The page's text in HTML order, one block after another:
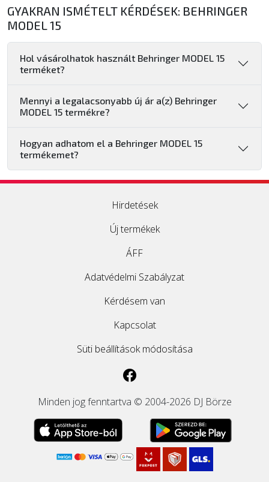
GYAKRAN ISMÉTELT KÉRDÉSEK: BEHRINGER
MODEL 15
Hol vásárolhatok használt Behringer MODEL 15
terméket?
Mennyi a legalacsonyabb új ár a(z) Behringer
MODEL 15 termékre?
Hogyan adhatom el a Behringer MODEL 15
termékemet?
Hirdetések
Új termékek
ÁFF
Adatvédelmi Szabályzat
Kérdésem van
Kapcsolat
Süti beállítások módosítása
Minden jog fenntartva © 2004-2026 DJ Börze